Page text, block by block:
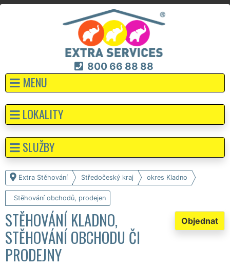
800 66 88 88
MENU
Extra Stěhování Středočeský kraj okres Kladno
Stěhování obchodů, prodejen
Objednat
STĚHOVÁNÍ KLADNO,
STĚHOVÁNÍ OBCHODU ČI
PRODEJNY
LOKALITY
SLUŽBY